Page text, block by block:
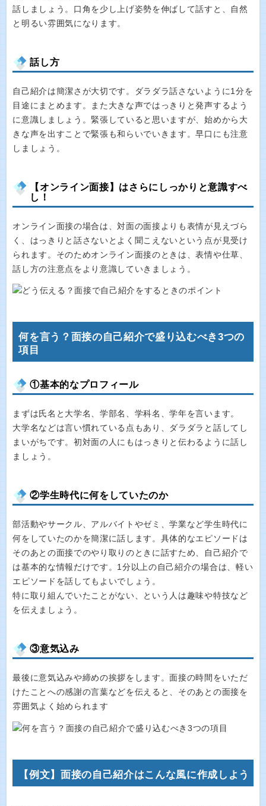
話しましょう。口角を少し上げ姿勢を伸ばして話すと、自然
と明るい雰囲気になります。
話し方
自己紹介は簡潔さが大切です。ダラダラ話さないように1分を
目途にまとめます。また大きな声ではっきりと発声するよう
に意識しましょう。緊張していると思いますが、始めから大
きな声を出すことで緊張も和らいでいきます。早口にも注意
しましょう。
【オンライン面接】はさらにしっかりと意識すべ
し！
オンライン面接の場合は、対面の面接よりも表情が見えづら
く、はっきりと話さないとよく聞こえないという点が見受け
られます。そのためオンライン面接のときは、表情や仕草、
話し方の注意点をより意識していきましょう。
何を言う？面接の自己紹介で盛り込むべき3つの
項目
①基本的なプロフィール
まずは氏名と大学名、学部名、学科名、学年を言います。
大学名などは言い慣れている点もあり、ダラダラと話してし
まいがちです。初対面の人にもはっきりと伝わるように話し
ましょう。
②学生時代に何をしていたのか
部活動やサークル、アルバイトやゼミ、学業など学生時代に
何をしていたのかを簡潔に話します。具体的なエピソードは
そのあとの面接でのやり取りのときに話すため、自己紹介で
は基本的な情報だけです。1分以上の自己紹介の場合は、軽い
エピソードを話してもよいでしょう。
特に取り組んでいたことがない、という人は趣味や特技など
を伝えましょう。
③意気込み
最後に意気込みや締めの挨拶をします。面接の時間をいただ
けたことへの感謝の言葉などを伝えると、そのあとの面接を
雰囲気よく始められます
【例文】面接の自己紹介はこんな風に作成しよう